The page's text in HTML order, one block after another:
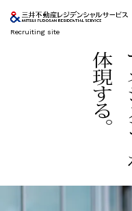
Recruiting site
体現する。